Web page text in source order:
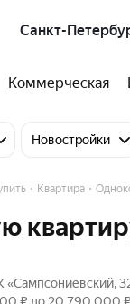
Санкт-
Коммерческая
Новостройки
Квартира